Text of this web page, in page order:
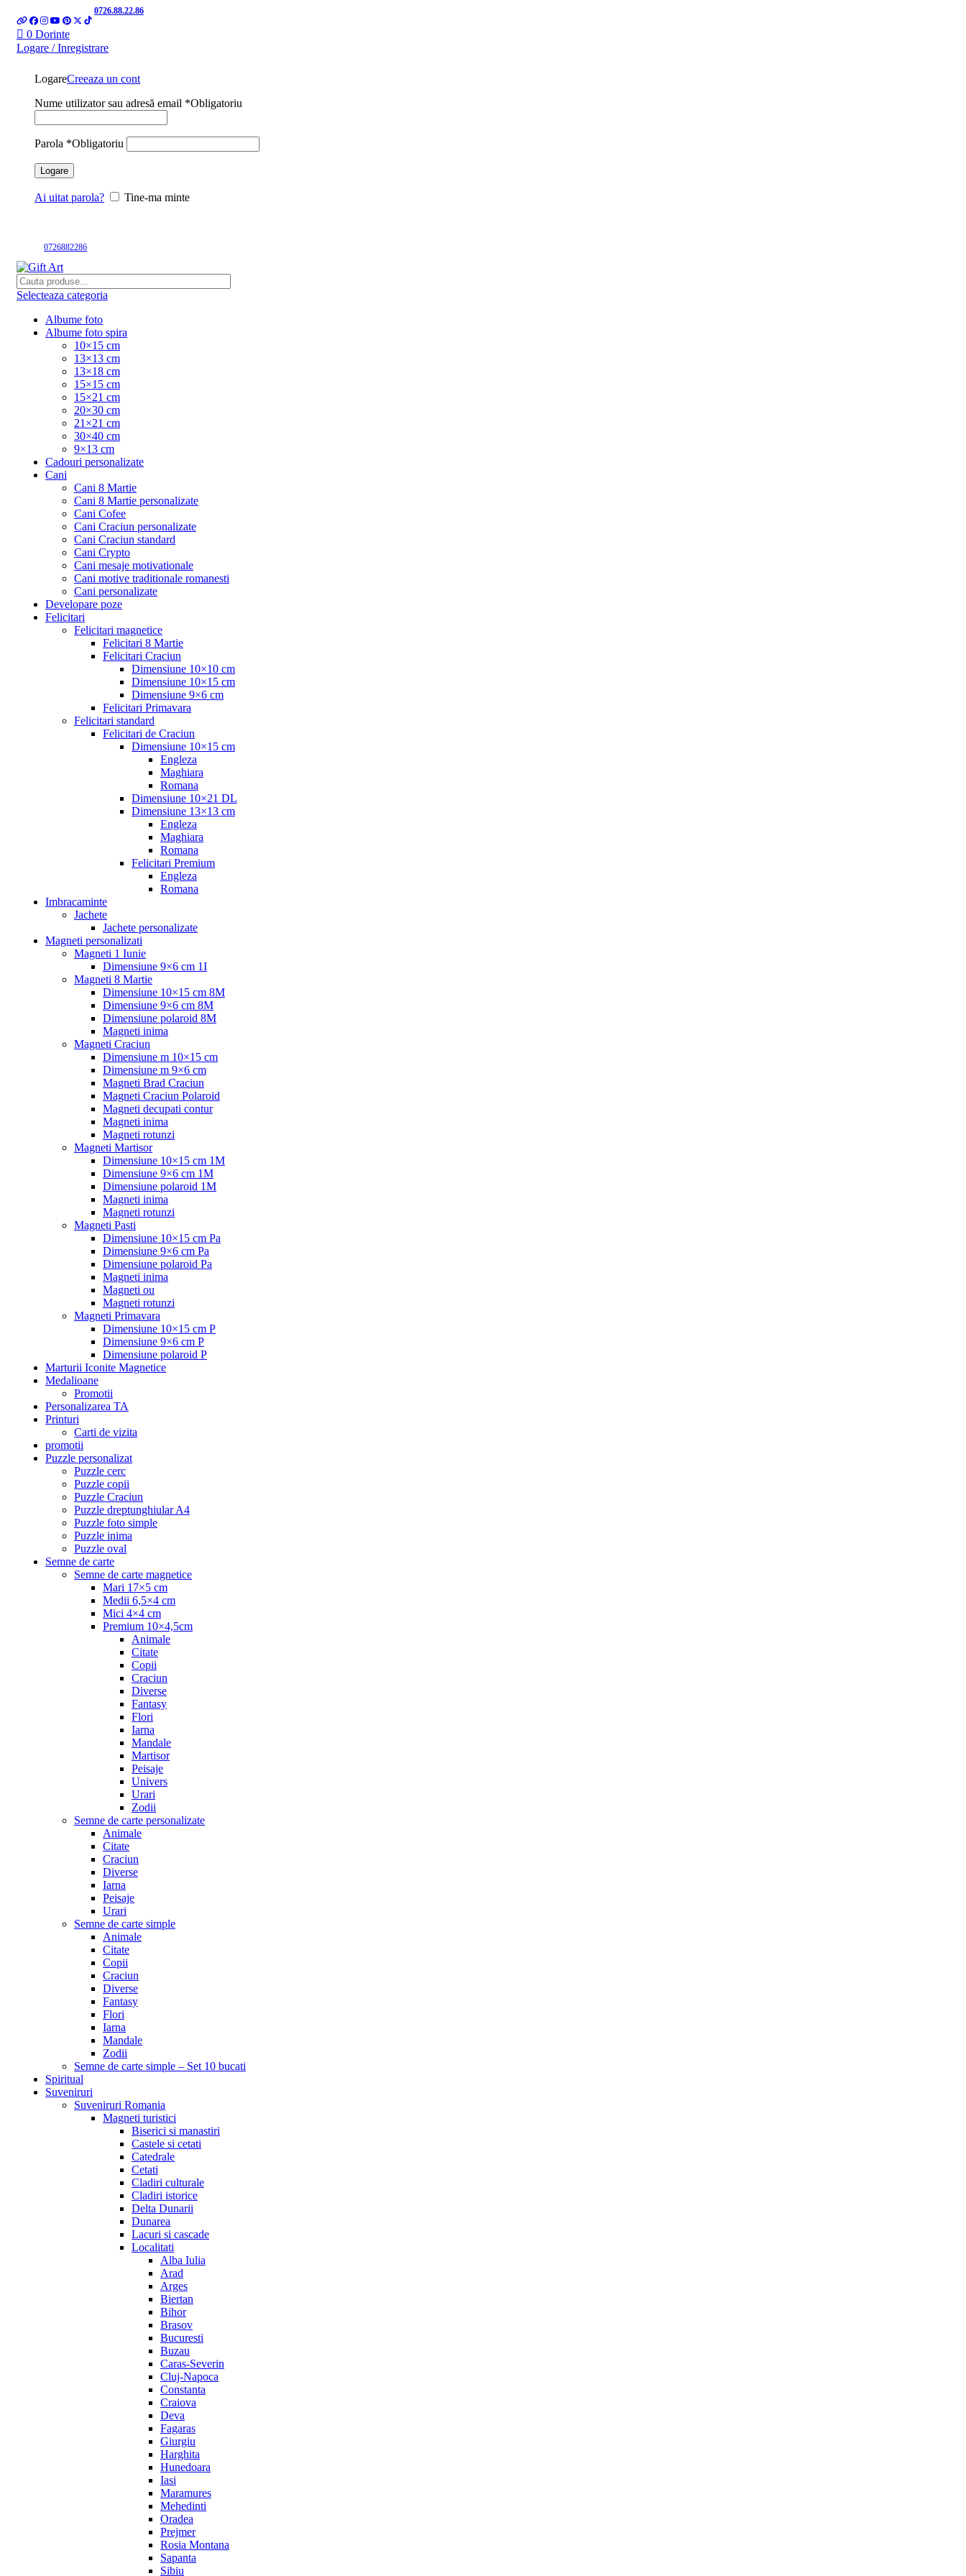
0726.88.22.86
0 Dorinte
Logare / Inregistrare
LogareCreeaza un cont
Nume utilizator sau adresă email *Obligatoriu
Parola *Obligatoriu
Logare
Ai uitat parola? Tine-ma minte
0726882286
Selecteaza categoria
Albume foto
Albume foto spira
10×15 cm
13×13 cm
13×18 cm
15×15 cm
15×21 cm
20×30 cm
21×21 cm
30×40 cm
9×13 cm
Cadouri personalizate
Cani
Cani 8 Martie
Cani 8 Martie personalizate
Cani Cofee
Cani Craciun personalizate
Cani Craciun standard
Cani Crypto
Cani mesaje motivationale
Cani motive traditionale romanesti
Cani personalizate
Developare poze
Felicitari
Felicitari magnetice
Felicitari 8 Martie
Felicitari Craciun
Dimensiune 10×10 cm
Dimensiune 10×15 cm
Dimensiune 9×6 cm
Felicitari Primavara
Felicitari standard
Felicitari de Craciun
Dimensiune 10×15 cm
Engleza
Maghiara
Romana
Dimensiune 10×21 DL
Dimensiune 13×13 cm
Engleza
Maghiara
Romana
Felicitari Premium
Engleza
Romana
Imbracaminte
Jachete
Jachete personalizate
Magneti personalizati
Magneti 1 Iunie
Dimensiune 9×6 cm 1I
Magneti 8 Martie
Dimensiune 10×15 cm 8M
Dimensiune 9×6 cm 8M
Dimensiune polaroid 8M
Magneti inima
Magneti Craciun
Dimensiune m 10×15 cm
Dimensiune m 9×6 cm
Magneti Brad Craciun
Magneti Craciun Polaroid
Magneti decupati contur
Magneti inima
Magneti rotunzi
Magneti Martisor
Dimensiune 10×15 cm 1M
Dimensiune 9×6 cm 1M
Dimensiune polaroid 1M
Magneti inima
Magneti rotunzi
Magneti Pasti
Dimensiune 10×15 cm Pa
Dimensiune 9×6 cm Pa
Dimensiune polaroid Pa
Magneti inima
Magneti ou
Magneti rotunzi
Magneti Primavara
Dimensiune 10×15 cm P
Dimensiune 9×6 cm P
Dimensiune polaroid P
Marturii Iconite Magnetice
Medalioane
Promotii
Personalizarea TA
Printuri
Carti de vizita
promotii
Puzzle personalizat
Puzzle cerc
Puzzle copii
Puzzle Craciun
Puzzle dreptunghiular A4
Puzzle foto simple
Puzzle inima
Puzzle oval
Semne de carte
Semne de carte magnetice
Mari 17×5 cm
Medii 6,5×4 cm
Mici 4×4 cm
Premium 10×4,5cm
Animale
Citate
Copii
Craciun
Diverse
Fantasy
Flori
Iarna
Mandale
Martisor
Peisaje
Univers
Urari
Zodii
Semne de carte personalizate
Animale
Citate
Craciun
Diverse
Iarna
Peisaje
Urari
Semne de carte simple
Animale
Citate
Copii
Craciun
Diverse
Fantasy
Flori
Iarna
Mandale
Zodii
Semne de carte simple – Set 10 bucati
Spiritual
Suveniruri
Suveniruri Romania
Magneti turistici
Biserici si manastiri
Castele si cetati
Catedrale
Cetati
Cladiri culturale
Cladiri istorice
Delta Dunarii
Dunarea
Lacuri si cascade
Localitati
Alba Iulia
Arad
Arges
Biertan
Bihor
Brasov
Bucuresti
Buzau
Caras-Severin
Cluj-Napoca
Constanta
Craiova
Deva
Fagaras
Giurgiu
Harghita
Hunedoara
Iasi
Maramures
Mehedinti
Oradea
Prejmer
Rosia Montana
Sapanta
Sibiu